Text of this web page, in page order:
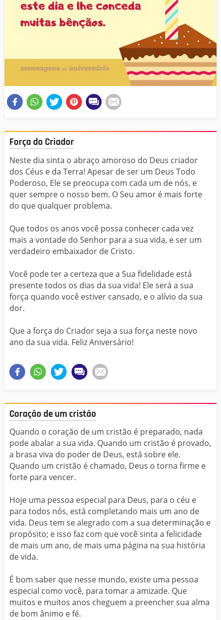
Força do Criador
Neste dia sinta o abraço amoroso do Deus criador
dos Céus e da Terra! Apesar de ser um Deus Todo
Poderoso, Ele se preocupa com cada um de nós, e
quer sempre o nosso bem. O Seu amor é mais forte
do que qualquer problema.
Que todos os anos você possa conhecer cada vez
mais a vontade do Senhor para a sua vida, e ser um
verdadeiro embaixador de Cristo.
Você pode ter a certeza que a Sua fidelidade está
presente todos os dias da sua vida! Ele será a sua
força quando você estiver cansado, e o alívio da sua
dor.
Que a força do Criador seja a sua força neste novo
ano da sua vida. Feliz Aniversário!
Coração de um cristão
Quando o coração de um cristão é preparado, nada
pode abalar a sua vida. Quando um cristão é provado,
a brasa viva do poder de Deus, está sobre ele.
Quando um cristão é chamado, Deus o torna firme e
forte para vencer.
Hoje uma pessoa especial para Deus, para o céu e
para todos nós, está completando mais um ano de
vida. Deus tem se alegrado com a sua determinação e
propósito; e isso faz com que você sinta a felicidade
de mais um ano, de mais uma página na sua história
de vida.
É bom saber que nesse mundo, existe uma pessoa
especial como você, para tomar a amizade. Que
muitos e muitos anos cheguem a preencher sua alma
de bom ânimo e fé.